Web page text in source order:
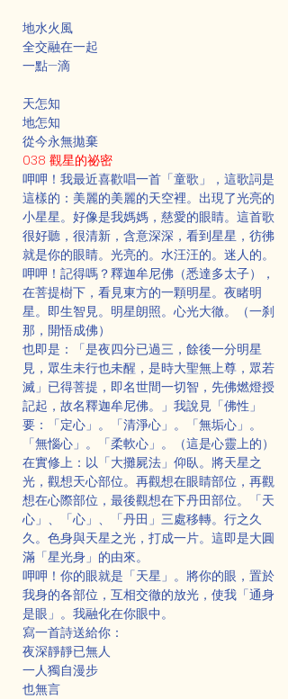
地水火風
全交融在一起
一點—滴
天怎知
地怎知
從今永無拋棄
038 觀星的祕密
呷呷！我最近喜歡唱一首「童歌」，這歌詞是
這樣的：美麗的美麗的天空裡。出現了光亮的
小星星。好像是我媽媽，慈愛的眼睛。這首歌
很好聽，很清新，含意深深，看到星星，彷彿
就是你的眼睛。光亮的。水汪汪的。迷人的。
呷呷！記得嗎？釋迦牟尼佛（悉達多太子），
在菩提樹下，看見東方的一顆明星。夜睹明
星。即生智見。明星朗照。心光大徹。（一刹
那，開悟成佛）
也即是：「是夜四分已過三，餘後一分明星
見，眾生未行也未醒，是時大聖無上尊，眾若
滅」已得菩提，即名世間一切智，先佛燃燈授
記起，故名釋迦牟尼佛。」我說見「佛性」
要：「定心」。「清淨心」。「無垢心」。
「無惱心」。「柔軟心」。（這是心靈上的）
在實修上：以「大攤屍法」仰臥。將天星之
光，觀想天心部位。再觀想在眼睛部位，再觀
想在心際部位，最後觀想在下丹田部位。「天
心」、「心」、「丹田」三處移轉。行之久
久。色身與天星之光，打成一片。這即是大圓
滿「星光身」的由來。
呷呷！你的眼就是「天星」。將你的眼，置於
我身的各部位，互相交徹的放光，使我「通身
是眼」。我融化在你眼中。
寫一首詩送給你：
夜深靜靜已無人
一人獨自漫步
也無言